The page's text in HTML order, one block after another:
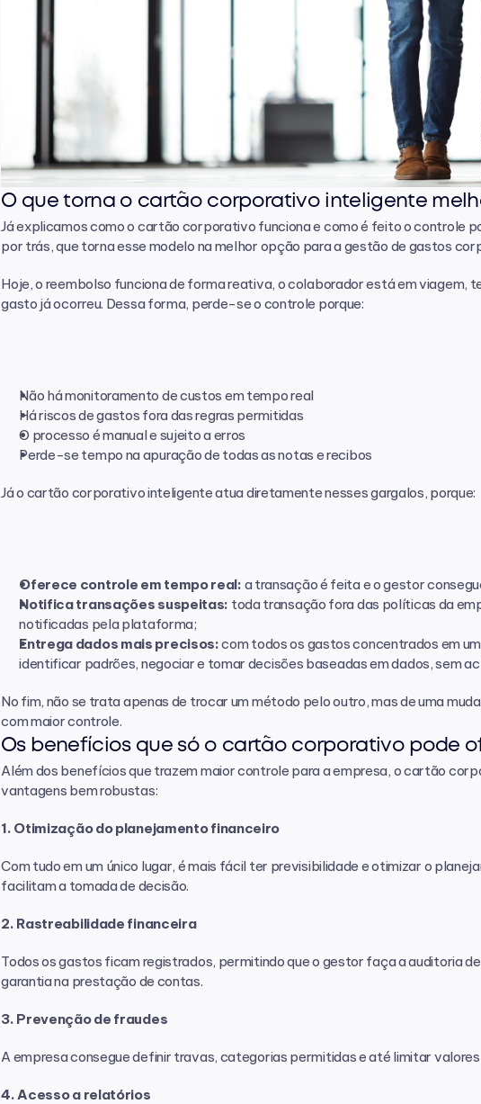
O que torna o cartão corporativo inteligente
Já explicamos como o cartão corporativo funciona e como é feito o controle
por trás, que torna esse modelo na melhor opção para a gestão de gastos
Hoje, o reembolso funciona de forma reativa, o colaborador está em viagem,
gasto já ocorreu. Dessa forma, perde-se o controle porque:
Não há monitoramento de custos em tempo real
Há riscos de gastos fora das regras permitidas
O processo é manual e sujeito a erros
Perde-se tempo na apuração de todas as notas e recibos
Já o cartão corporativo inteligente atua diretamente nesses gargalos, porque:
Oferece controle em tempo real: a transação é feita e o gestor
Notifica transações suspeitas: toda transação fora das políticas da
notificadas pela plataforma;
Entrega dados mais precisos: com todos os gastos concentrados em
identificar padrões, negociar e tomar decisões baseadas em dados, sem
No fim, não se trata apenas de trocar um método pelo outro, mas de uma
com maior controle.
Os benefícios que só o cartão corporativo pode
Além dos benefícios que trazem maior controle para a empresa, o cartão
vantagens bem robustas:
1. Otimização do planejamento financeiro
Com tudo em um único lugar, é mais fácil ter previsibilidade e otimizar o
facilitam a tomada de decisão.
2. Rastreabilidade financeira
Todos os gastos ficam registrados, permitindo que o gestor faça a auditoria
garantia na prestação de contas.
3. Prevenção de fraudes
A empresa consegue definir travas, categorias permitidas e até limitar
4. Acesso a relatórios